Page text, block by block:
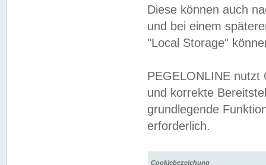
Diese können auch
und bei einem
"Local Storage"
PEGELONLINE nutzt
und korrekte
grundlegende
erforderlich.
Cookiebezeichung